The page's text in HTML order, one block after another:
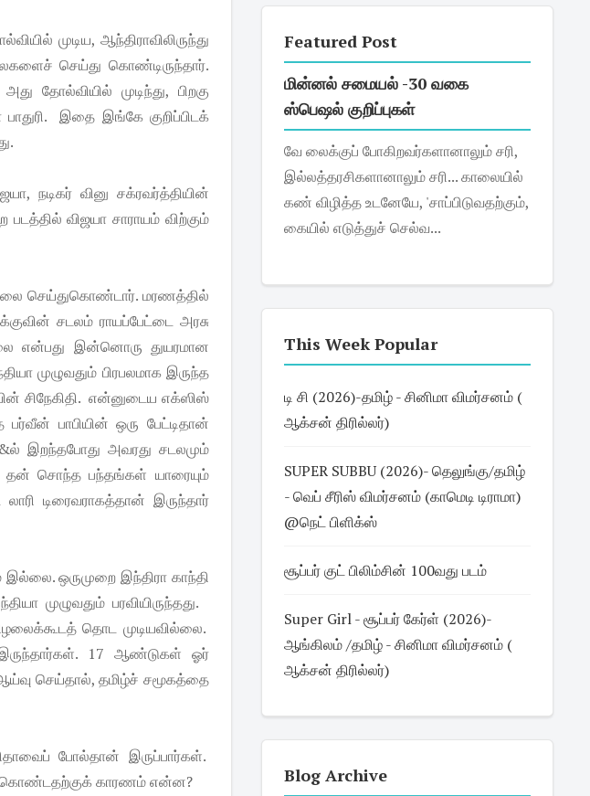
முடிய, ஆந்திராவிலிருந்து
செய்து கொண்டிருந்தார்.
தோல்வியில் முடிந்து, பிறகு
இதை இங்கே குறிப்பிடக்
நடிகர் வினு சக்ரவர்த்தியின்
விஜயா சாராயம் விற்கும்
செய்துகொண்டார். மரணத்தில்
சடலம் ராயப்பேட்டை அரசு
என்பது இன்னொரு துயரமான
முழுவதும் பிரபலமாக இருந்த
சிநேகிதி. என்னுடைய எக்ஸிஸ்
பாபியின் ஒரு பேட்டிதான்
இறந்தபோது அவரது சடலமும்
தன் சொந்த பந்தங்கள் யாரையும்
டிரைவராகத்தான் இருந்தார்
இல்லை. ஒருமுறை இந்திரா காந்தி
முழுவதும் பரவியிருந்தது.
தொட முடியவில்லை.
இருந்தார்கள். 17 ஆண்டுகள் ஓர்
செய்தால், தமிழ்ச் சமூகத்தை
போல்தான் இருப்பார்கள்.
கொண்டதற்குக் காரணம் என்ன?
Featured Post
மின்னல் சமையல் -30 வகை
ஸ்பெஷல் குறிப்புகள்
வே லைக்குப் போகிறவர்களானாலும் சரி,
இல்லத்தரசிகளானாலும் சரி... காலையில்
கண் விழித்த உடனேயே, 'சாப்பிடுவதற்கும்,
கையில் எடுத்துச் செல்வ...
This Week Popular
டி சி (2026)-தமிழ் - சினிமா விமர்சனம் (
ஆக்சன் திரில்லர்)
SUPER SUBBU (2026)- தெலுங்கு/தமிழ்
- வெப் சீரிஸ் விமர்சனம் (காமெடி டிராமா)
@நெட் பிளிக்ஸ்
சூப்பர் குட் பிலிம்சின் 100வது படம்
Super Girl - சூப்பர் கேர்ள் (2026)-
ஆங்கிலம் /தமிழ் - சினிமா விமர்சனம் (
ஆக்சன் திரில்லர்)
Blog Archive